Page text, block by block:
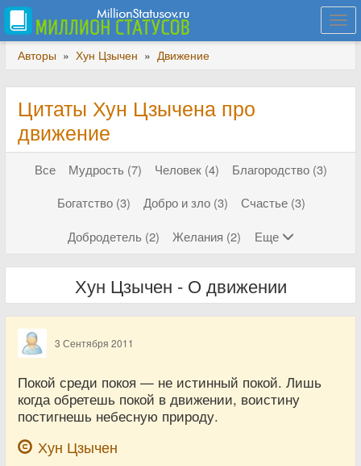
Авторы » Хун Цзычен » Движение
Цитаты Хун Цзычена про
движение
Все Мудрость (7) Человек (4)
Благородство (3)
Богатство (3)
Добро и зло (3)
Счастье (3)
Добродетель (2)
Желания (2) Еще
Хун Цзычен - О движении
3 Сентября 2011
Покой среди покоя — не истинный покой. Лишь
когда обретешь покой в движении, воистину
постигнешь небесную природу.
Хун Цзычен